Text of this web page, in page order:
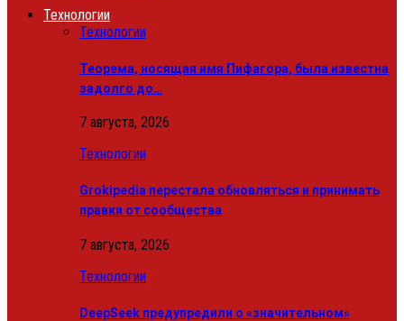
Технологии
Технологии
Теорема, носящая имя Пифагора, была известна
задолго до…
7 августа, 2026
Технологии
Grokipedia перестала обновляться и принимать
правки от сообщества
7 августа, 2026
Технологии
DeepSeek предупредили о «значительном»